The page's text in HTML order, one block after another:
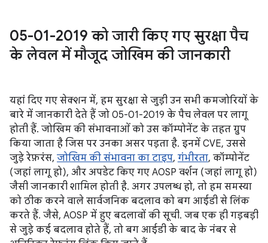
05-01-2019 को जारी किए गए सुरक्षा पैच
के लेवल में मौजूद जोखिम की जानकारी
यहां दिए गए सेक्शन में, हम सुरक्षा से जुड़ी उन सभी कमजोरियों के
बारे में जानकारी देते हैं जो 05-01-2019 के पैच लेवल पर लागू
होती हैं. जोखिम की संभावनाओं को उस कॉम्पोनेंट के तहत ग्रुप
किया जाता है जिस पर उनका असर पड़ता है. इनमें CVE, उससे
जुड़े रेफ़रंस, जोखिम की संभावना का टाइप, गंभीरता, कॉम्पोनेंट
(जहां लागू हो), और अपडेट किए गए AOSP वर्शन (जहां लागू हो)
जैसी जानकारी शामिल होती है. अगर उपलब्ध हो, तो हम समस्या
को ठीक करने वाले सार्वजनिक बदलाव को बग आईडी से लिंक
करते हैं. जैसे, AOSP में हुए बदलावों की सूची. जब एक ही गड़बड़ी
से जुड़े कई बदलाव होते हैं, तो बग आईडी के बाद के नंबर से